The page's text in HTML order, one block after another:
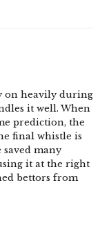
on heavily during
it well. When
prediction, the
final whistle is
many
it at the right
bettors from